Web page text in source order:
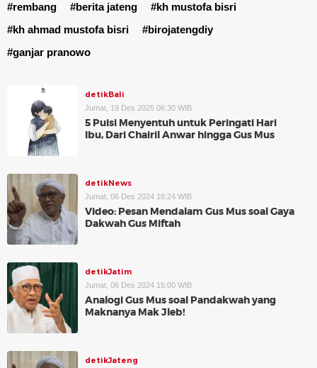
#rembang #berita jateng
#kh mustofa bisri
#kh ahmad mustofa bisri
#birojatengdiy
#ganjar pranowo
detikBali
Jumat, 19 Des 2025 06:30 WIB
5 Puisi Menyentuh untuk Peringati Hari
Ibu, Dari Chairil Anwar hingga Gus Mus
detikNews
Jumat, 06 Des 2024 16:24 WIB
Video: Pesan Mendalam Gus Mus soal Gaya
Dakwah Gus Miftah
detikJatim
Jumat, 06 Des 2024 15:00 WIB
Analogi Gus Mus soal Pandakwah yang
Maknanya Mak Jleb!
detikJateng